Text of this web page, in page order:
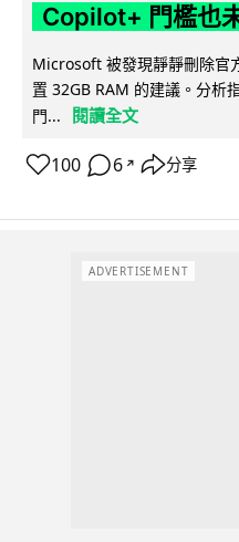
Copilot+ 門檻也
Microsoft 被發現靜靜刪除官
置 32GB RAM 的建議。分析
門...
閱讀全文
100 6 ↗ 分享
ADVERTISEMENT